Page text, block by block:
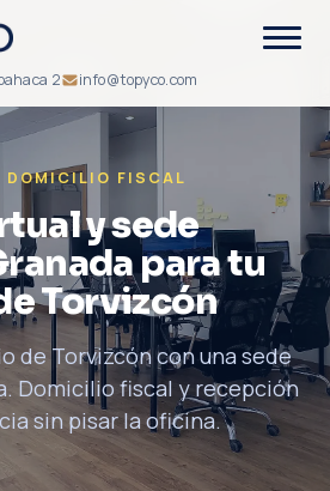
2 info@topyco.com
DOMICILIO FISCAL
y sede
para tu
Torvizcón
de Torvizcón con una sede
Domicilio fiscal y recepción
sin pisar la oficina.